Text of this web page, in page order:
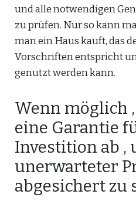
und alle notwendigen
zu prüfen. Nur so kann
man ein Haus kauft, das
Vorschriften entspricht
genutzt werden kann.
Wenn möglich
eine Garantie
Investition ab ,
unerwarteter
abgesichert zu